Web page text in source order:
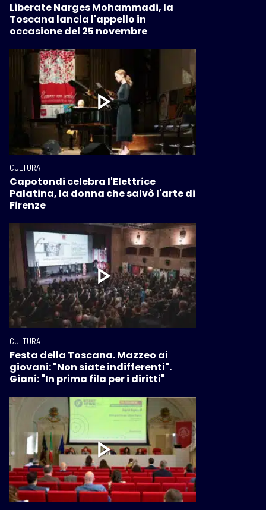
Liberate Narges Mohammadi, la
Toscana lancia l'appello in
occasione del 25 novembre
CULTURA
Capotondi celebra l'Elettrice
Palatina, la donna che salvò l'arte di
Firenze
CULTURA
Festa della Toscana. Mazzeo ai
giovani: "Non siate indifferenti".
Giani: "In prima fila per i diritti"